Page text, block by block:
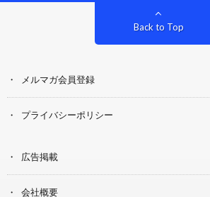
Back to Top
メルマガ会員登録
プライバシーポリシー
広告掲載
会社概要